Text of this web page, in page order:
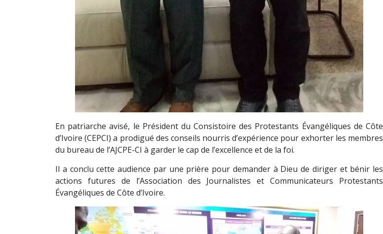
En patriarche avisé, le Président du Consistoire des Protestants Évangéliques de Côte
d’Ivoire (CEPCI) a prodigué des conseils nourris d’expérience pour exhorter les membres
du bureau de l’AJCPE-CI à garder le cap de l’excellence et de la foi.
Il a conclu cette audience par une prière pour demander à Dieu de diriger et bénir les
actions futures de l’Association des Journalistes et Communicateurs Protestants
Évangéliques de Côte d’Ivoire.